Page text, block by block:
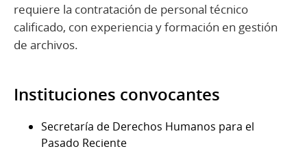
requiere la contratación de personal técnico
calificado, con experiencia y formación en gestión
de archivos.
Instituciones convocantes
Secretaría de Derechos Humanos para el
Pasado Reciente